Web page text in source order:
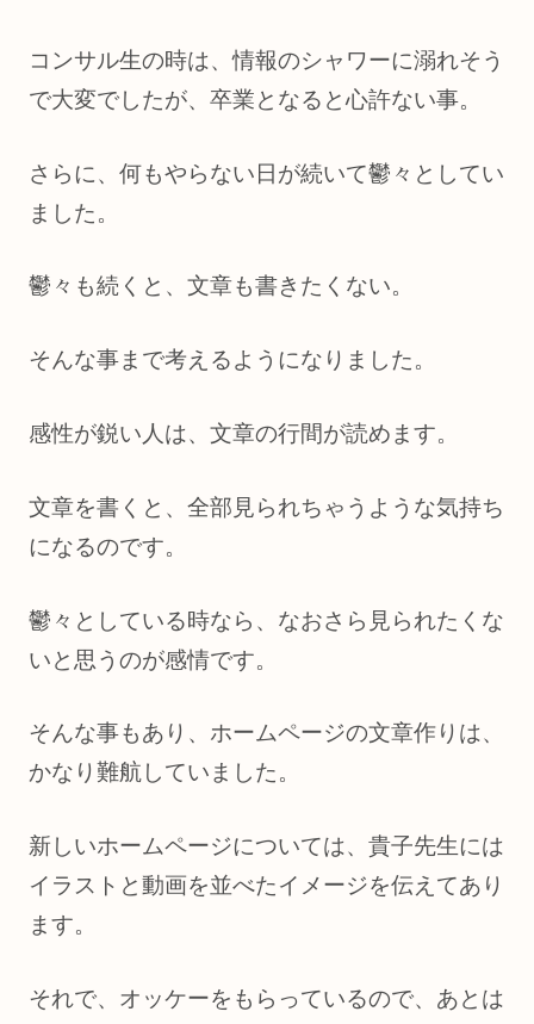
コンサル生の時は、情報のシャワーに溺れそう
で大変でしたが、卒業となると心許ない事。
さらに、何もやらない日が続いて鬱々としてい
ました。
鬱々も続くと、文章も書きたくない。
そんな事まで考えるようになりました。
感性が鋭い人は、文章の行間が読めます。
文章を書くと、全部見られちゃうような気持ち
になるのです。
鬱々としている時なら、なおさら見られたくな
いと思うのが感情です。
そんな事もあり、ホームページの文章作りは、
かなり難航していました。
新しいホームページについては、貴子先生には
イラストと動画を並べたイメージを伝えてあり
ます。
それで、オッケーをもらっているので、あとは